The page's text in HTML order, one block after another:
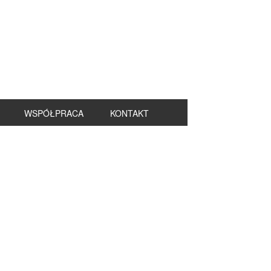
WSPÓŁPRACA KONTAKT